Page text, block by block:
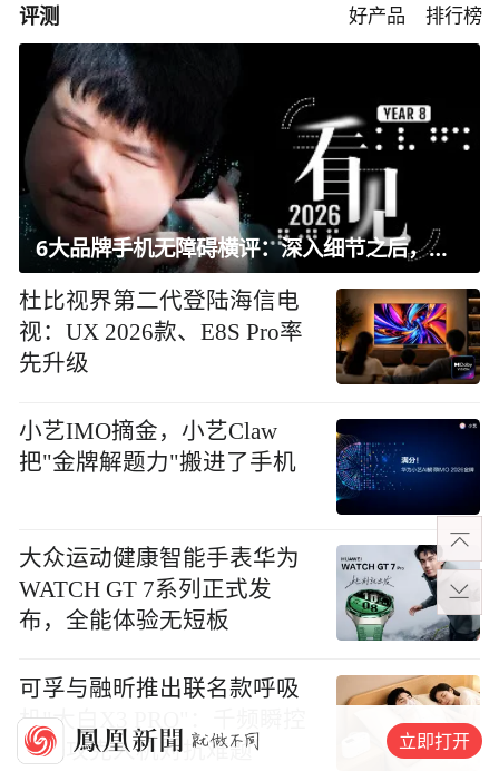
评测 好产品 排行榜
6大品牌手机无障碍横评：深入细节之后，似乎只有苹果能挺住？｜ 看见2026
杜比视界第二代登陆海信电
视：UX 2026款、E8S Pro率
先升级
小艺IMO摘金，小艺Claw
把"金牌解题力"搬进了手机
大众运动健康智能手表华为
WATCH GT 7系列正式发
布，全能体验无短板
可孚与融昕推出联名款呼吸
机"大白X3 PRO"：千频瞬控
算法攻克人机对抗难题
立即打开